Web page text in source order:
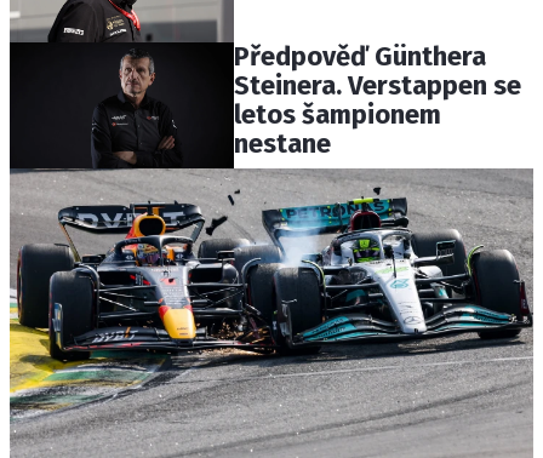
Předpověď Günthera
Steinera. Verstappen se
letos šampionem
nestane